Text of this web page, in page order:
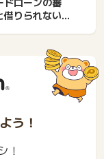
借りられない！
う！
！